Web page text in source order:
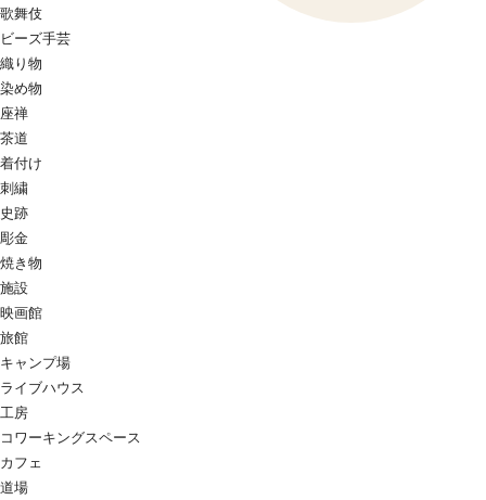
歌舞伎
ビーズ手芸
織り物
染め物
座禅
茶道
着付け
刺繍
史跡
彫金
焼き物
施設
映画館
旅館
キャンプ場
ライブハウス
工房
コワーキングスペース
カフェ
道場